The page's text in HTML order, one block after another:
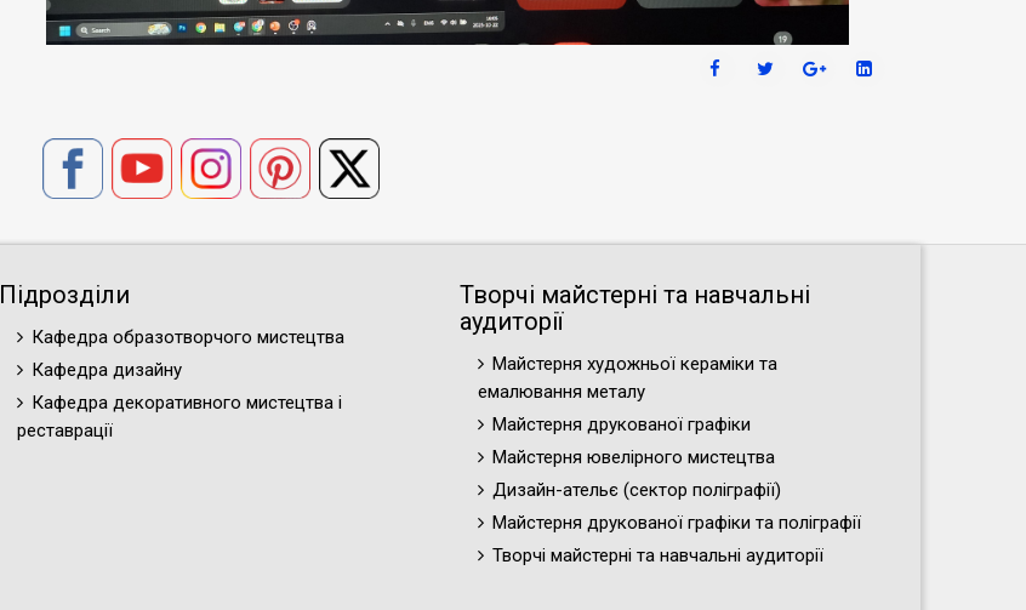
Підрозділи
Кафедра образотворчого мистецтва
Кафедра дизайну
Кафедра декоративного мистецтва і
реставрації
Творчі майстерні та навчальні
аудиторії
Майстерня художньої кераміки та
емалювання металу
Майстерня друкованої графіки
Майстерня ювелірного мистецтва
Дизайн-ательє (cектор поліграфії)
Майстерня друкованої графіки та поліграфії
Творчі майстерні та навчальні аудиторії